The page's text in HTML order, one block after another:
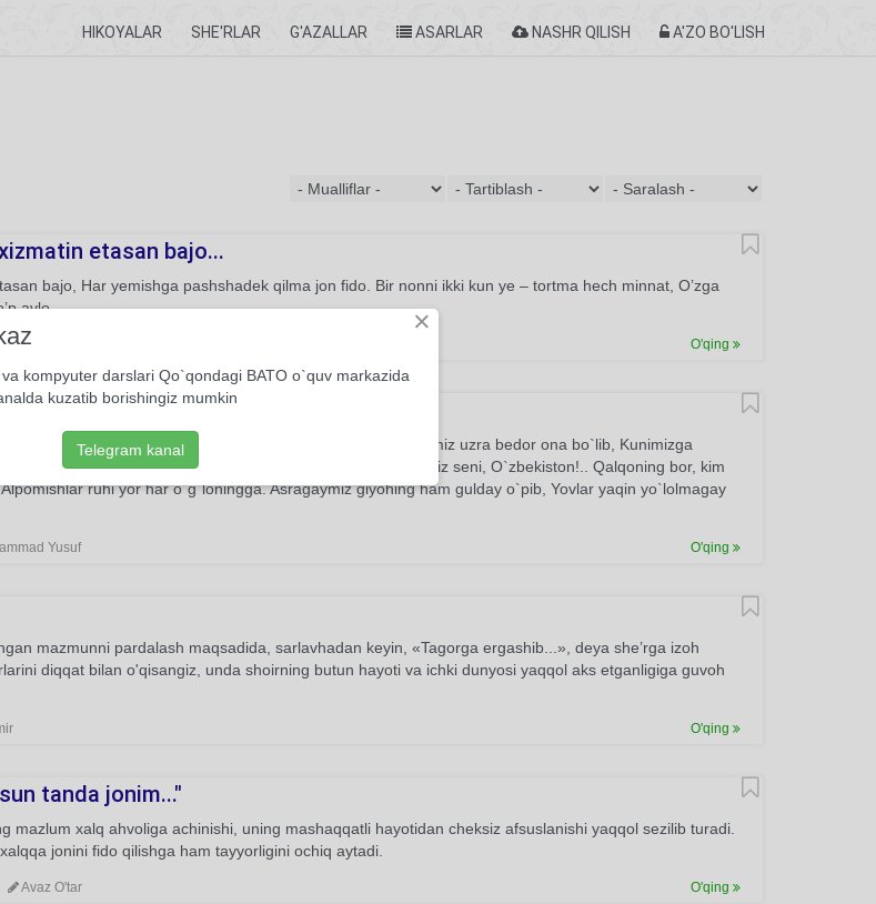
HIKOYALAR SHE'RLAR G'AZALLAR ASARLAR NASHR QILISH A'ZO BO'LISH
etasan bajo...
bajo, Har yemishga pashshadek qilma jon fido. Bir nonni ikki kun ye – tortma hech minnat, O’zga
avlo.
Xayyom O'qing
o`zing bizni, Ham oq yuvib-taragansan o`zing bizni. Beshigimiz uzra bedor ona bo`lib, Kunimizga
Fidoying bo`lgaymiz seni, O`zbekiston, Hech kimga bermaymiz seni, O`zbekiston!.. Qalqoning bor, kim
ruhi yor har o`g`loningga. Asragaymiz giyohing ham gulday o`pib, Yovlar yaqin yo`lolmagay
Yusuf O'qing
mazmunni pardalash maqsadida, sarlavhadan keyin, «Tagorga ergashib...», deya she’rga izoh
diqqat bilan o'qisangiz, unda shoirning butun hayoti va ichki dunyosi yaqqol aks etganligiga guvoh
O'qing
tanda jonim..."
mazlum xalq ahvoliga achinishi, uning mashaqqatli hayotidan cheksiz afsuslanishi yaqqol sezilib turadi.
jonini fido qilishga ham tayyorligini ochiq aytadi.
Avaz O'tar O'qing
×
kompyuter darslari Qo`qondagi BATO o`quv markazida
kuzatib borishingiz mumkin
Telegram kanal